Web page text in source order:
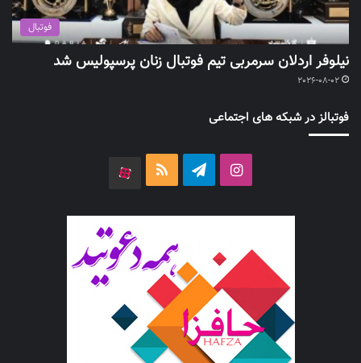
فوتبال
نیلوفر اردلان سرمربی تیم فوتبال زنان پرسپولیس شد
2026-08-02
فوتبالز در شبکه های اجتماعی
اینستاگرامتلگرام خوراک